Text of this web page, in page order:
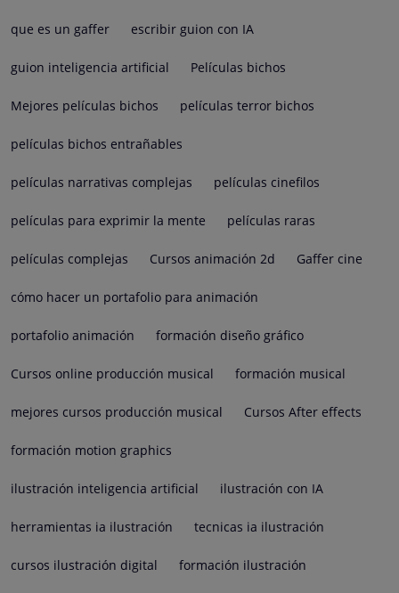
que es un gaffer escribir guion con IA
guion inteligencia artificial Películas bichos
Mejores películas bichos películas terror bichos
películas bichos entrañables
películas narrativas complejas películas cinefilos
películas para exprimir la mente películas raras
películas complejas Cursos animación 2d Gaffer cine
cómo hacer un portafolio para animación
portafolio animación formación diseño gráfico
Cursos online producción musical formación musical
mejores cursos producción musical Cursos After effects
formación motion graphics
ilustración inteligencia artificial ilustración con IA
herramientas ia ilustración tecnicas ia ilustración
cursos ilustración digital formación ilustración